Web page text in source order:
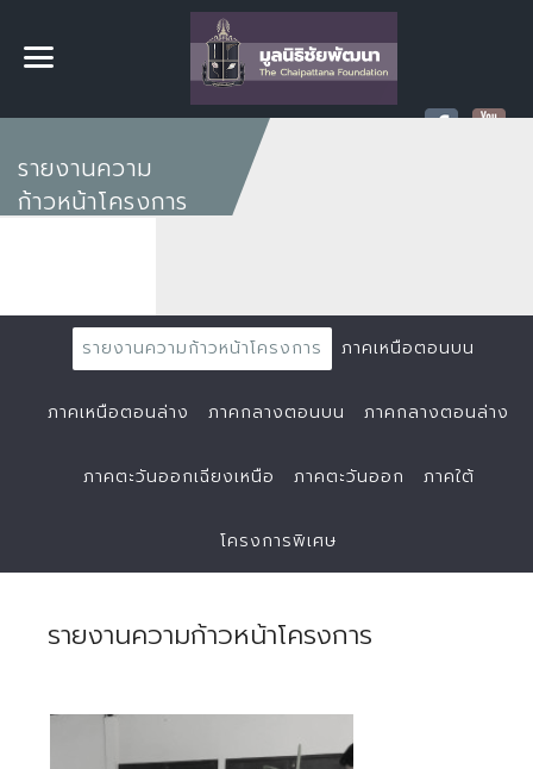
รายงานความ
ก้าวหน้าโครงการ
รายงานความก้าวหน้าโครงการ ภาคเหนือตอนบน
ภาคเหนือตอนล่าง ภาคกลางตอนบน ภาคกลางตอนล่าง
ภาคตะวันออกเฉียงเหนือ ภาคตะวันออก ภาคใต้
โครงการพิเศษ
รายงานความก้าวหน้าโครงการ